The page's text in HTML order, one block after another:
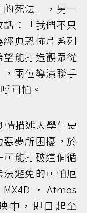
死法」，另一
：「我們不只
典恐怖片系列
能打造觀眾從
兩位導演聯手
可怕。
情描述大學生史
夢所困擾，於
能打破這個循
避免的可怕厄
· Atmos
中，即日起至